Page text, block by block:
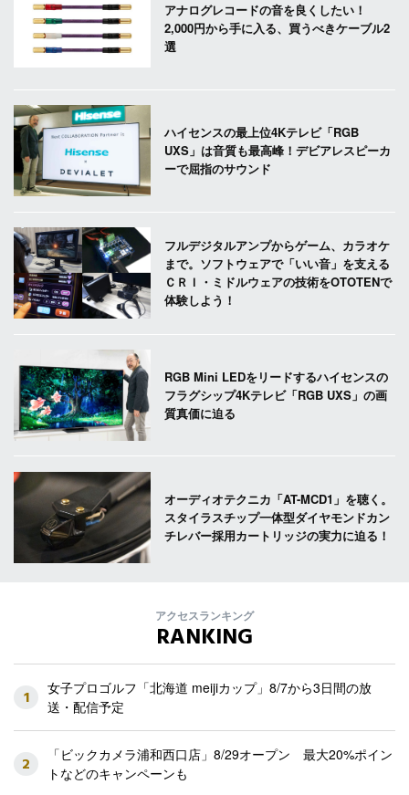
アナログレコードの音を良くしたい！
2,000円から手に入る、買うべきケーブル2
選
ハイセンスの最上位4Kテレビ「RGB
UXS」は音質も最高峰！デビアレスピーカ
ーで屈指のサウンド
フルデジタルアンプからゲーム、カラオケ
まで。ソフトウェアで「いい音」を支える
ＣＲＩ・ミドルウェアの技術をOTOTENで
体験しよう！
RGB Mini LEDをリードするハイセンスの
フラグシップ4Kテレビ「RGB UXS」の画
質真価に迫る
オーディオテクニカ「AT-MCD1」を聴く。
スタイラスチップ一体型ダイヤモンドカン
チレバー採用カートリッジの実力に迫る！
アクセスランキング
RANKING
1
女子プロゴルフ「北海道 meijiカップ」8/7から3日間の放
送・配信予定
2
「ビックカメラ浦和西口店」8/29オープン 最大20%ポイン
トなどのキャンペーンも